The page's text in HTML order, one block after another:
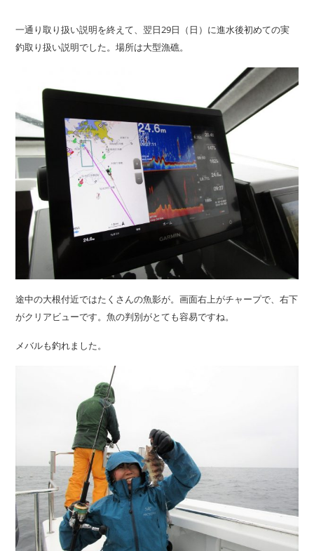
一通り取り扱い説明を終えて、翌日29日（日）に進水後初めての実
釣取り扱い説明でした。場所は大型漁礁。
途中の大根付近ではたくさんの魚影が。画面右上がチャープで、右下
がクリアビューです。魚の判別がとても容易ですね。
メバルも釣れました。